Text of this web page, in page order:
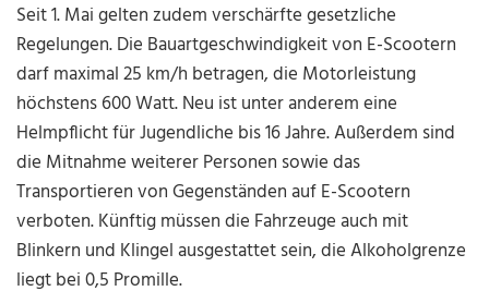
Seit 1. Mai gelten zudem verschärfte gesetzliche
Regelungen. Die Bauartgeschwindigkeit von E-Scootern
darf maximal 25 km/h betragen, die Motorleistung
höchstens 600 Watt. Neu ist unter anderem eine
Helmpflicht für Jugendliche bis 16 Jahre. Außerdem sind
die Mitnahme weiterer Personen sowie das
Transportieren von Gegenständen auf E-Scootern
verboten. Künftig müssen die Fahrzeuge auch mit
Blinkern und Klingel ausgestattet sein, die Alkoholgrenze
liegt bei 0,5 Promille.